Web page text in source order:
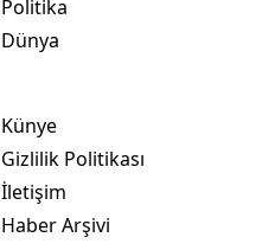
Politika
Dünya
Künye
Gizlilik Politikası
İletişim
Haber Arşivi